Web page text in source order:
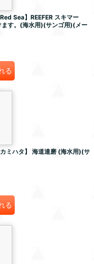
Sea】REEFER スキマー
す。(海水用)(サンゴ用)(メー
る
ミハタ】 海道達磨 (海水用)(サ
る